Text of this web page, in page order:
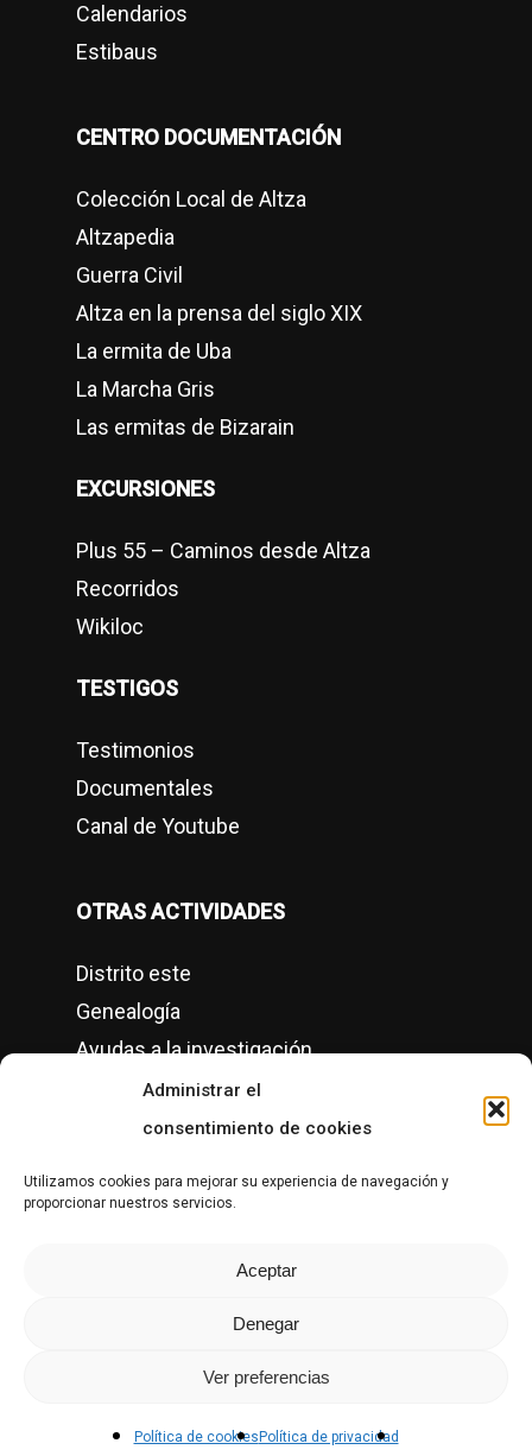
Administrar el
consentimiento de cookies
Utilizamos cookies para mejorar su experiencia de navegación y
proporcionar nuestros servicios.
Aceptar
Denegar
Ver preferencias
Política de cookies Política de privacidad
Calendarios
Estibaus
CENTRO DOCUMENTACIÓN
Colección Local de Altza
Altzapedia
Guerra Civil
Altza en la prensa del siglo XIX
La ermita de Uba
La Marcha Gris
Las ermitas de Bizarain
EXCURSIONES
Plus 55 – Caminos desde Altza
Recorridos
Wikiloc
TESTIGOS
Testimonios
Documentales
Canal de Youtube
OTRAS ACTIVIDADES
Distrito este
Genealogía
Ayudas a la investigación
Conciertos
Semanas culturales
© Copyright Altzako Historia Mintegia, 1996-2026.